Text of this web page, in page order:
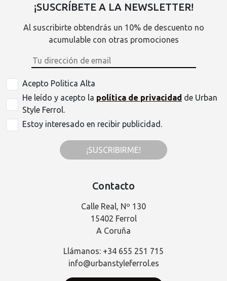
¡SUSCRÍBETE A LA NEWSLETTER!
Al suscribirte obtendrás un 10% de descuento no
acumulable con otras promociones
Acepto Politica Alta
He leído y acepto la política de privacidad de Urban
Style Ferrol.
Estoy interesado en recibir publicidad.
¡SUSCRIBIRME!
Contacto
Calle Real, Nº 130
15402 Ferrol
A Coruña
Llámanos: +34 655 251 715
info@urbanstyleferrol.es